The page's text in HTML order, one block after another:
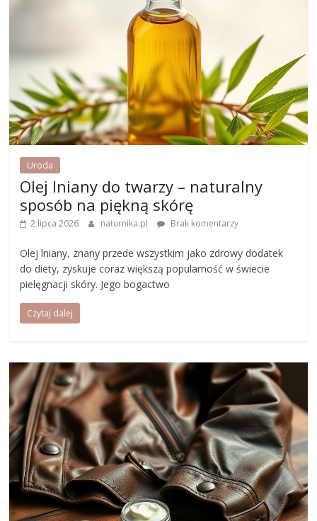
Uroda
Olej lniany do twarzy – naturalny
sposób na piękną skórę
2 lipca 2026 naturnika.pl Brak komentarzy
Olej lniany, znany przede wszystkim jako zdrowy dodatek
do diety, zyskuje coraz większą popularność w świecie
pielęgnacji skóry. Jego bogactwo
Czytaj dalej